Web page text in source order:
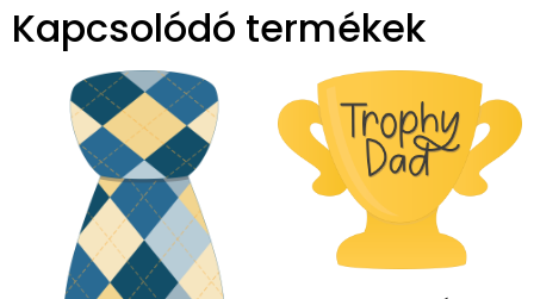
Kapcsolódó termékek